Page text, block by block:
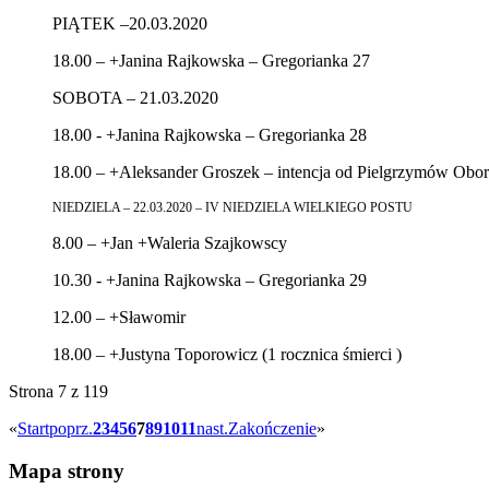
PIĄTEK –20.03.2020
18.00 – +Janina Rajkowska – Gregorianka 27
SOBOTA – 21.03.2020
18.00 - +Janina Rajkowska – Gregorianka 28
18.00 – +Aleksander Groszek – intencja od Pielgrzymów
NIEDZIELA – 22.03.2020 – IV NIEDZIELA WIELKIEGO POSTU
8.00 – +Jan +Waleria Szajkowscy
10.30 - +Janina Rajkowska – Gregorianka 29
12.00 – +Sławomir
18.00 – +Justyna Toporowicz (1 rocznica śmierci )
Strona 7 z 119
«Startpoprz.234567891011nast.Zakończenie»
Mapa strony